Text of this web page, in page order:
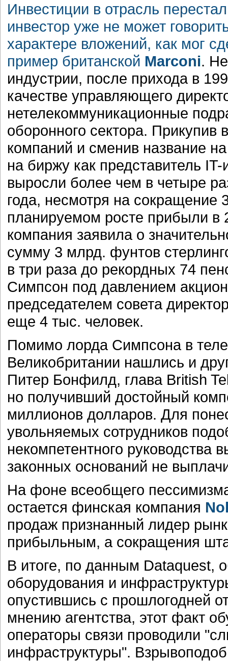
Инвестиции в отрасль
инвестор уже не может
характере вложений, как мог
пример британской Marconi.
индустрии, после прихода в
качестве управляющего
нетелекоммуникационные
оборонного сектора.
компаний и сменив название
на биржу как представитель
выросли более чем в четыре
года, несмотря на сокращение
планируемом росте прибыли в
компания заявила о
сумму 3 млрд. фунтов
в три раза до рекордных 74
Симпсон под давлением
председателем совета
еще 4 тыс. человек.
Помимо лорда Симпсона в
Великобритании нашлись и
Питер Бонфилд, глава British
но получивший достойный
миллионов долларов. Для
увольняемых сотрудников
некомпетентного
законных оснований не
На фоне всеобщего
остается финская компания
продаж признанный лидер
прибыльным, а сокращения
В итоге, по данным Dataquest,
оборудования и
опустившись с прошлогодней
мнению агентства, этот факт
операторы связи проводили
инфраструктуры".